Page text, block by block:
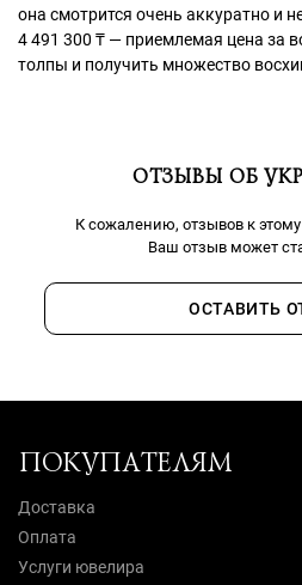
она смотрится очень аккуратно и
4 491 300 ₸ — приемлемая цена за
толпы и получить множество
ОТЗЫВЫ ОБ
К сожалению, отзывов к
Ваш отзыв может
ОСТАВИТЬ
ПОКУПАТЕЛЯМ
Доставка
Оплата
Услуги ювелира